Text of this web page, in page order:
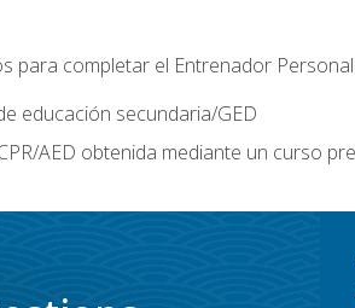
para completar el Entrenador
educación secundaria/GED
AED obtenida mediante un curso